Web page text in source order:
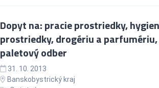
Dopyt na: pracie prostriedky,
prostriedky, drogériu a parfumériu,
paletový odber
31. 10. 2013
Banskobystrický kraj